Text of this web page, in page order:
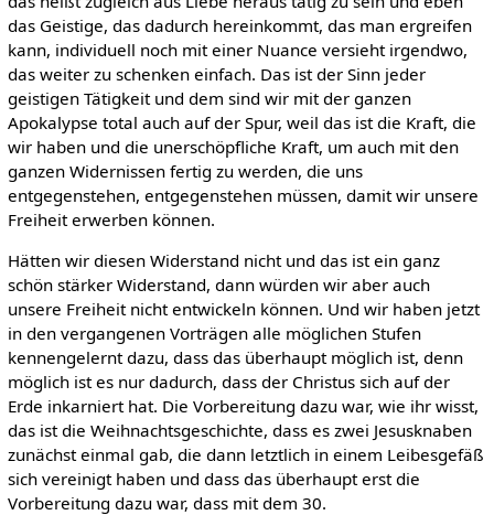
das Geistige, das dadurch hereinkommt, das man ergreifen
kann, individuell noch mit einer Nuance versieht irgendwo,
das weiter zu schenken einfach. Das ist der Sinn jeder
geistigen Tätigkeit und dem sind wir mit der ganzen
Apokalypse total auch auf der Spur, weil das ist die Kraft, die
wir haben und die unerschöpfliche Kraft, um auch mit den
ganzen Widernissen fertig zu werden, die uns
entgegenstehen, entgegenstehen müssen, damit wir unsere
Freiheit erwerben können.
Hätten wir diesen Widerstand nicht und das ist ein ganz
schön stärker Widerstand, dann würden wir aber auch
unsere Freiheit nicht entwickeln können. Und wir haben jetzt
in den vergangenen Vorträgen alle möglichen Stufen
kennengelernt dazu, dass das überhaupt möglich ist, denn
möglich ist es nur dadurch, dass der Christus sich auf der
Erde inkarniert hat. Die Vorbereitung dazu war, wie ihr wisst,
das ist die Weihnachtsgeschichte, dass es zwei Jesusknaben
zunächst einmal gab, die dann letztlich in einem Leibesgefäß
sich vereinigt haben und dass das überhaupt erst die
Vorbereitung dazu war, dass mit dem 30.